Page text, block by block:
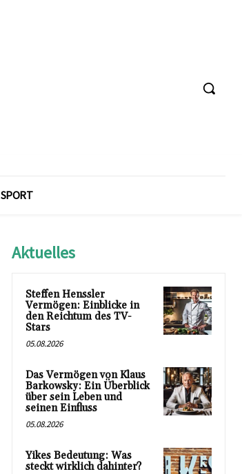
SPORT
Aktuelles
Steffen Henssler
Vermögen: Einblicke in
den Reichtum des TV-
Stars
05.08.2026
Das Vermögen von Klaus
Barkowsky: Ein Überblick
über sein Leben und
seinen Einfluss
05.08.2026
Yikes Bedeutung: Was
steckt wirklich dahinter?